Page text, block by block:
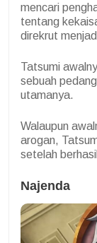
mencari
tentang
direkrut
Tatsumi
sebuah
utamanya.
Walaupun
arogan,
setelah
Najenda